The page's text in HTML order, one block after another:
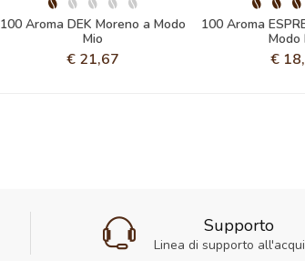
100 Aroma DEK Moreno a Modo
Mio
€ 21,67
100 Aroma
Modo
€
Supporto
Linea di supporto